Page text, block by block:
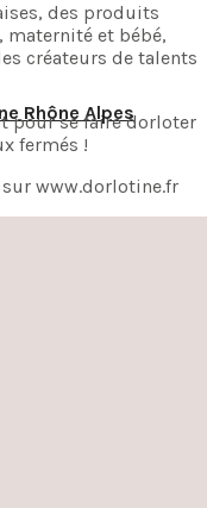
Rhône Alpes
des produits
maternité et bébé,
créateurs de talents
pour se faire dorloter
fermés !
www.dorlotine.fr